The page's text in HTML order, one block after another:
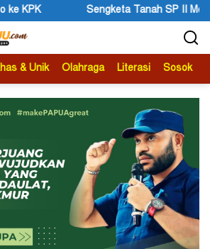
Pengadilan Negeri Timika Tegaskan
& Unik Olahraga Literasi Sosok